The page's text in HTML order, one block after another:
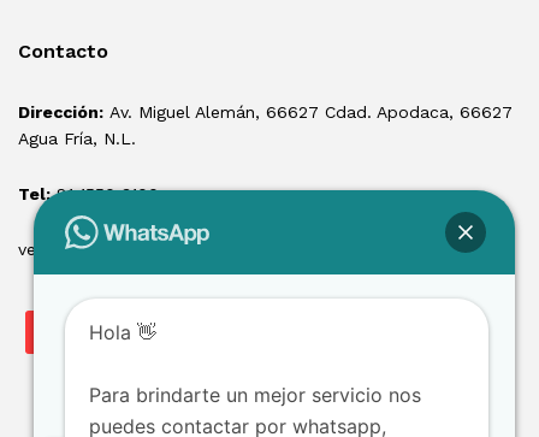
Contacto
Dirección: Av. Miguel Alemán, 66627 Cdad. Apodaca, 66627
Agua Fría, N.L.
Tel:81 1550 3100
ventas@losmontacargas.mx
Hola 👋
Para brindarte un mejor servicio nos
puedes contactar por whatsapp,